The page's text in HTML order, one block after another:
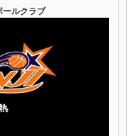
ールクラブ